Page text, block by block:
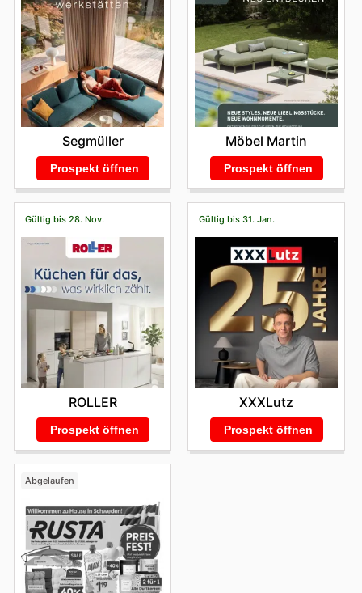
Segmüller
Prospekt öffnen
Möbel Martin
Prospekt öffnen
Gültig bis 28. Nov.
ROLLER
Prospekt öffnen
Gültig bis 31. Jan.
XXXLutz
Prospekt öffnen
Abgelaufen